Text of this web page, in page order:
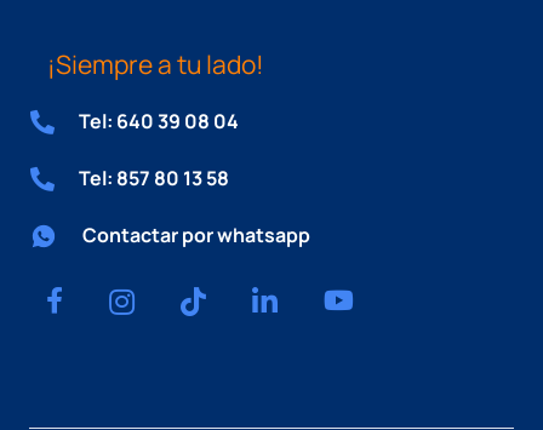
¡Siempre a tu lado!
Tel: 640 39 08 04
Tel: 857 80 13 58
Contactar por whatsapp